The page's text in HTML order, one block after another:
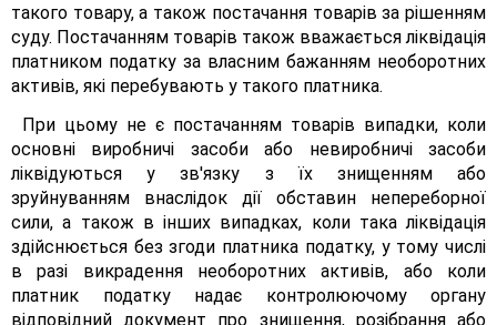
такого товару, а також постачання товарів за рішенням
суду. Постачанням товарів також вважається ліквідація
платником податку за власним бажанням необоротних
активів, які перебувають у такого платника.
При цьому не є постачанням товарів випадки, коли
основні виробничі засоби або невиробничі засоби
ліквідуються у зв'язку з їх знищенням або
зруйнуванням внаслідок дії обставин непереборної
сили, а також в інших випадках, коли така ліквідація
здійснюється без згоди платника податку, у тому числі
в разі викрадення необоротних активів, або коли
платник податку надає контролюючому органу
відповідний документ про знищення, розібрання або